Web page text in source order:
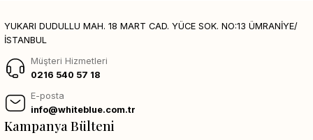
YUKARI DUDULLU MAH. 18 MART CAD. YÜCE SOK. NO:13 ÜMRANİYE/
İSTANBUL
Müşteri Hizmetleri
0216 540 57 18
E-posta
info@whiteblue.com.tr
Kampanya Bülteni